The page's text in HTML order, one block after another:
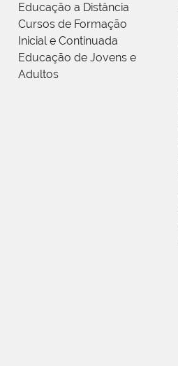
Educação a Distância
Cursos de Formação
Inicial e Continuada
Educação de Jovens e
Adultos